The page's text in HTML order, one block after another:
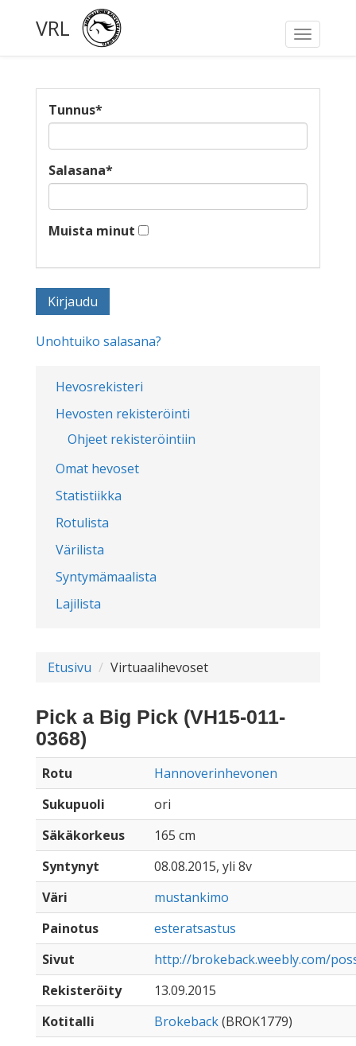
Toggle
VRL
Hevosrekisteri
Hevosten rekisteröinti
Ohjeet rekisteröintiin
Omat hevoset
Statistiikka
Rotulista
Värilista
Syntymämaalista
Lajilista
Tunnus*
Salasana*
Muista minut
Unohtuiko salasana?
Etusivu Virtuaalihevoset
Pick a Big Pick (VH15-011-
0368)
Rotu
Hannoverinhevonen
Sukupuoli
ori
Säkäkorkeus
165 cm
Syntynyt
08.08.2015, yli 8v
Väri
mustankimo
Painotus
esteratsastus
Sivut
http://brokeback.weebly.com/
Rekisteröity
13.09.2015
Kotitalli
Brokeback(BROK1779)